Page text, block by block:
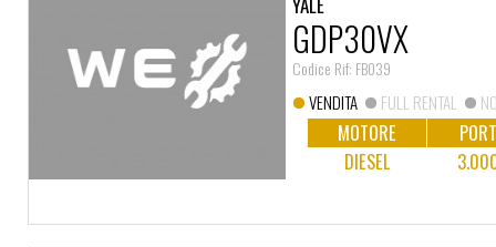
GDP30VX
Codice Rif: FB039
VENDITA FULL RENTAL
MOTORE
DIESEL